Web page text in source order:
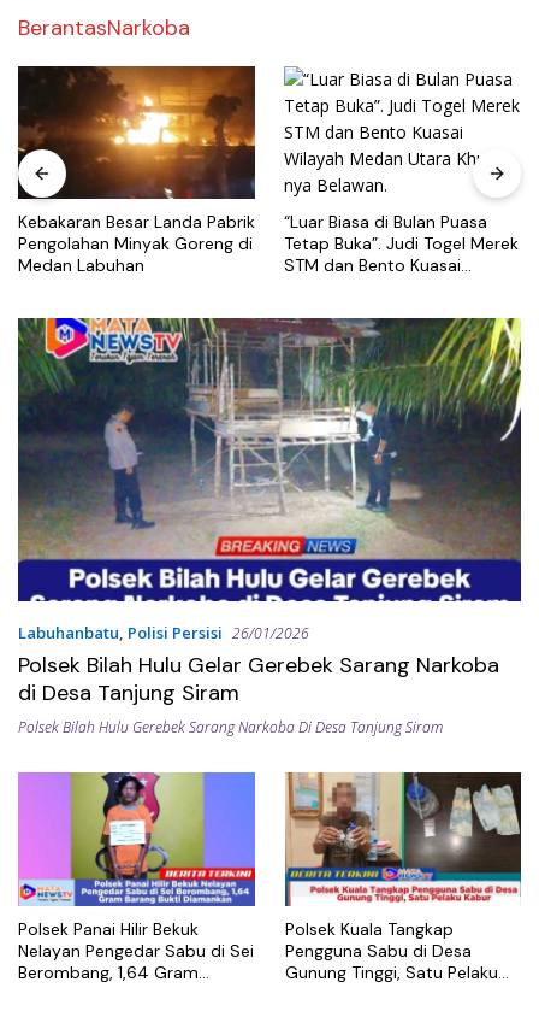
BerantasNarkoba
Kebakaran Besar Landa Pabrik
Pengolahan Minyak Goreng di
Medan Labuhan
“Luar Biasa di Bulan Puasa
Tetap Buka”. Judi Togel Merek
STM dan Bento Kuasai
Labuhanbatu, Polisi Persisi 26/01/2026
Polsek Bilah Hulu Gelar Gerebek Sarang Narkoba
di Desa Tanjung Siram
Polsek Bilah Hulu Gerebek Sarang Narkoba Di Desa Tanjung Siram
Polsek Panai Hilir Bekuk
Nelayan Pengedar Sabu di Sei
Berombang, 1,64 Gram
Polsek Kuala Tangkap
Pengguna Sabu di Desa
Gunung Tinggi, Satu Pelaku